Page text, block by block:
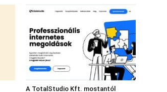
A TotalStudio Kft. mostantól